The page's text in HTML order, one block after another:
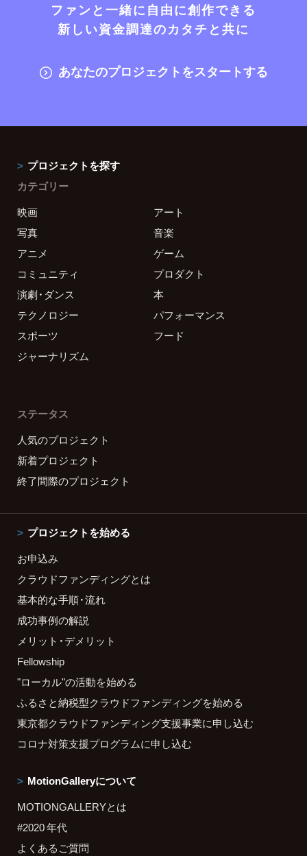
ファンと一緒に自由に創作できる
新しい資金調達のカタチと共に
あなたのプロジェクトをスタートする
プロジェクトを探す
カテゴリー
映画
アート
写真
音楽
アニメ
ゲーム
コミュニティ
プロダクト
演劇・ダンス
本
テクノロジー
パフォーマンス
スポーツ
フード
ジャーナリズム
ステータス
人気のプロジェクト
新着プロジェクト
終了間際のプロジェクト
プロジェクトを始める
お申込み
クラウドファンディングとは
基本的な手順・流れ
成功事例の解説
メリット・デメリット
Fellowship
"ローカル"の活動を始める
ふるさと納税型クラウドファンディングを始める
東京都クラウドファンディング支援事業に申し込む
コロナ対策支援プログラムに申し込む
MotionGalleryについて
MOTIONGALLERYとは
#2020 年代
よくあるご質問